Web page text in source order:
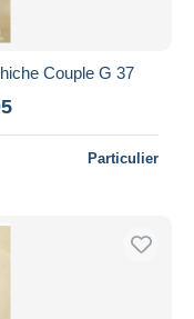
Couple G 37
Particulier